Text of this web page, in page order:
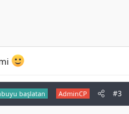
başlatan AdminCP #3